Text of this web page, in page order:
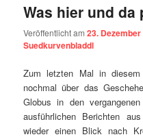
Was hier und da
Veröffentlicht am23.
Suedkurvenbladdl
Zum letzten Mal in
nochmal über das
Globus in den
ausführlichen Berichten
wieder einen Blick nach